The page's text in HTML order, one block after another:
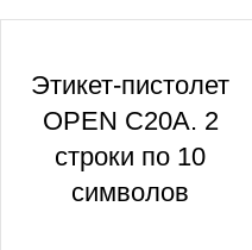
Этикет-пистолет
OPEN C20A. 2
строки по 10
символов